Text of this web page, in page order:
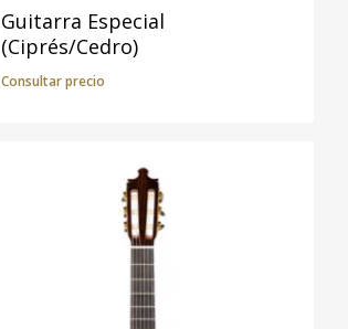
Guitarra Especial
(Ciprés/Cedro)
Consultar precio